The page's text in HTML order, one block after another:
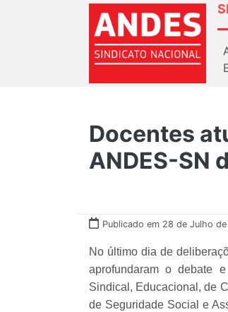
Docentes
ANDES-SN
Publicado em 28 de Julho
No último dia de
aprofundaram o debate
Sindical, Educacional, de
de Seguridade Social e